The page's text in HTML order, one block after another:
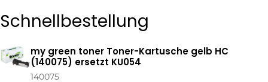
Schnellbestellung
Ihr
Warenkorb
my green toner Toner-Kartusche gelb HC
(140075) ersetzt KU054
140075